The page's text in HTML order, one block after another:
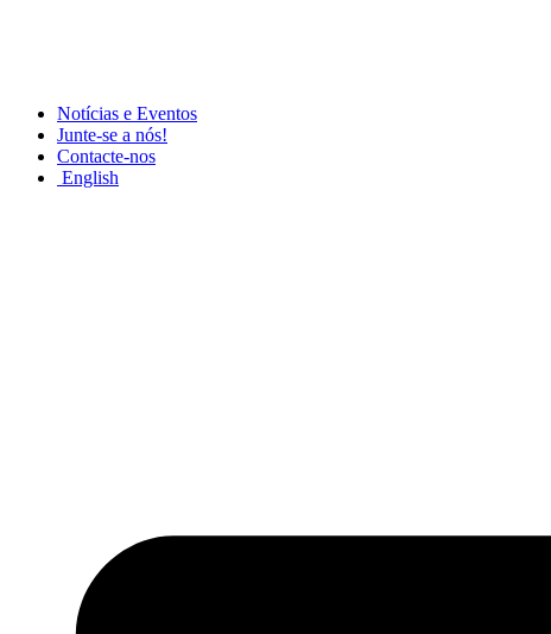
Notícias e Eventos
Junte-se a nós!
Contacte-nos
English